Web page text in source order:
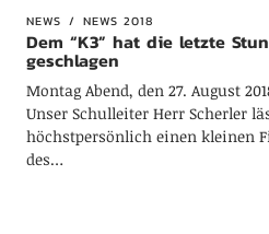
NEWS NEWS 2018
Dem “K3” hat die letzte
geschlagen
Montag Abend, den 27. August
Unser Schulleiter Herr Scherler
höchstpersönlich einen kleinen
des…